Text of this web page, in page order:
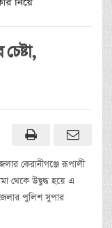
কেরানীগঞ্জে রূপালী
থেকে উদ্বুদ্ধ হয়ে এ
পুলিশ সুপার